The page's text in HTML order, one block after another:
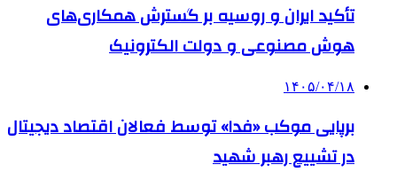
تأکید ایران و روسیه بر گسترش همکاری‌های
هوش مصنوعی و دولت الکترونیک
۱۴۰۵/۰۴/۱۸
برپایی موکب «فدا» توسط فعالان اقتصاد دیجیتال
در تشییع رهبر شهید